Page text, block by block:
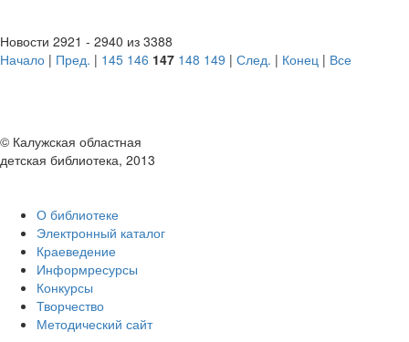
Новости 2921 - 2940 из 3388
Начало | Пред. | 145 146 147 148 149 | След. | Конец | Все
© Калужская областная
детская библиотека, 2013
О библиотеке
Электронный каталог
Краеведение
Информресурсы
Конкурсы
Творчество
Методический сайт